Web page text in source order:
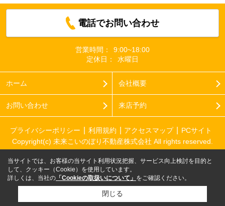
電話でお問い合わせ
営業時間：
9:00~18:00
定休日：
水曜日
ホーム 会社概要
お問い合わせ 来店予約
プライバシーポリシー 利用規約 アクセスマップ
PCサイト
Copyright(c) 未来こいのぼり不動産株式会社 All rights reserved.
当サイトでは、お客様の当サイト利用状況把握、サービス向上検討を目的と
して、クッキー（Cookie）を使用しています。
詳しくは、当社の 「Cookieの取扱いについて」 をご確認ください。
閉じる